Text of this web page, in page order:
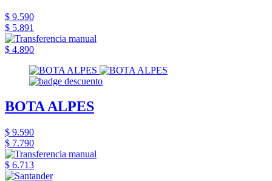
$ 9.590
$ 5.891
$ 4.890
BOTA ALPES
$ 9.590
$ 7.790
$ 6.713